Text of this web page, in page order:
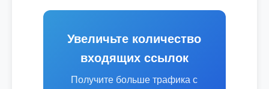
Увеличьте количество
входящих ссылок
Получите больше трафика с